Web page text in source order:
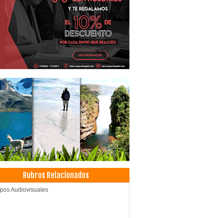
Rubros Relacionados
Audiovisuales